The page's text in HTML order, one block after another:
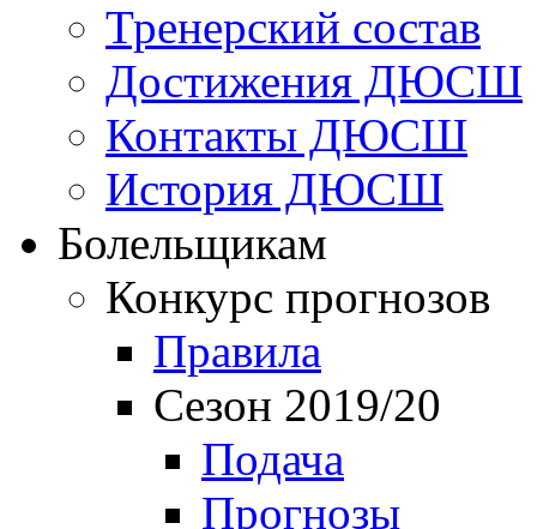
Тренерский состав
Достижения ДЮСШ
Контакты ДЮСШ
История ДЮСШ
Болельщикам
Конкурс прогнозов
Правила
Сезон 2019/20
Подача
Прогнозы